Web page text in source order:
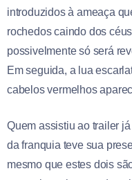
introduzidos à ameaça
rochedos caindo dos
possivelmente só será
Em seguida, a lua
cabelos vermelhos
Quem assistiu ao trailer
da franquia teve sua
mesmo que estes dois